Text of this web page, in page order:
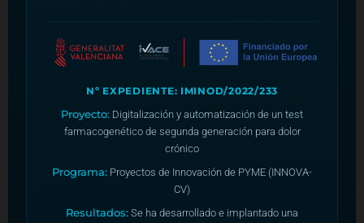
Nº EXPEDIENTE: IMINOD/2022/233
Proyecto: Digitalización y automatización de un test
farmacogenético de segunda generación para dolor
crónico
Programa: Proyectos de Innovación de PYME (INNOVA-
CV)
Resultados: Se ha desarrollado e implantado una